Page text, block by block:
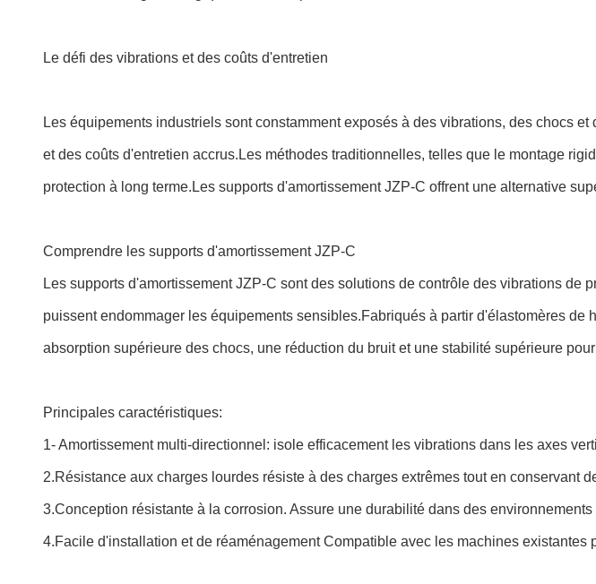
Le défi des vibrations et des coûts d'entretien
Les équipements industriels sont constamment exposés à des vibrations, des chocs
et des coûts d'entretien accrus.Les méthodes traditionnelles, telles que le montage
protection à long terme.Les supports d'amortissement JZP-C offrent une alternative
Comprendre les supports d'amortissement JZP-C
Les supports d'amortissement JZP-C sont des solutions de contrôle des vibrations
puissent endommager les équipements sensibles.Fabriqués à partir d'élastomères
absorption supérieure des chocs, une réduction du bruit et une stabilité supérieure
Principales caractéristiques:
1- Amortissement multi-directionnel: isole efficacement les vibrations dans les axes
2.Résistance aux charges lourdes résiste à des charges extrêmes tout en conservant
3.Conception résistante à la corrosion. Assure une durabilité dans des
4.Facile d'installation et de réaménagement Compatible avec les machines existantes